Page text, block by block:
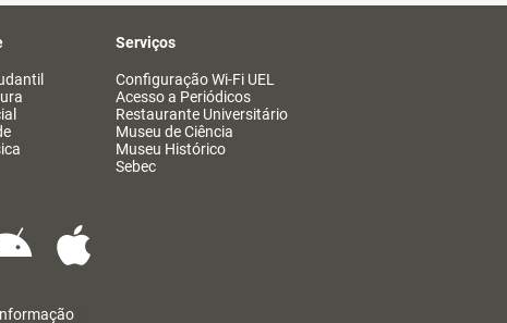
Serviços
Configuração Wi-Fi UEL
Acesso a Periódicos
Restaurante Universitário
Museu de Ciência
Museu Histórico
Sebec